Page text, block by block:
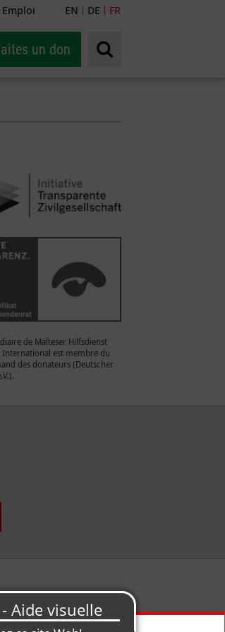
Emploi EN | DE | FR
un don
de Malteser Hilfsdienst
International est membre du
des donateurs (Deutscher